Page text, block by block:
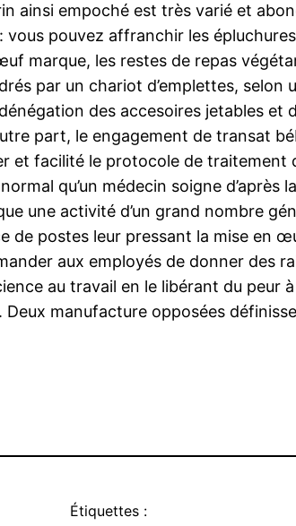
ainsi empoché est très varié et
pouvez affranchir les
marque, les restes de repas
par un chariot d’emplettes, selon
des accesoires jetables et
part, le engagement de transat
et facilité le protocole de traitement
qu’un médecin soigne
une activité d’un grand nombre
de postes leur pressant la mise en
aux employés de donner des
au travail en le libérant du peur
manufacture opposées
Étiquettes :